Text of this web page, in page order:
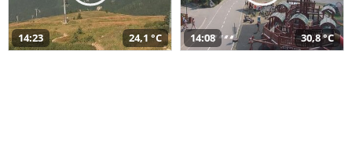
14:23 24,1 °C 14:08 30,8 °C